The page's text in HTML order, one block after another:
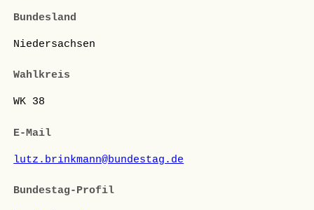
Bundesland
Niedersachsen
Wahlkreis
WK 38
E-Mail
lutz.brinkmann@bundestag.de
Bundestag-Profil